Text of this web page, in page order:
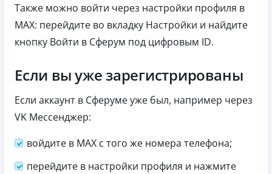
Также можно войти через настройки профиля в
MAX: перейдите во вкладку Настройки и найдите
кнопку Войти в Сферум под цифровым ID.
Если вы уже зарегистрированы
Если аккаунт в Сферуме уже был, например через
VK Мессенджер:
войдите в MAX с того же номера телефона;
перейдите в настройки профиля и нажмите